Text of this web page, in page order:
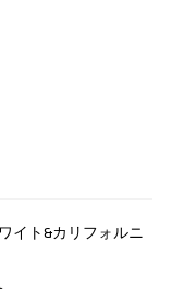
イト&カリフォルニ